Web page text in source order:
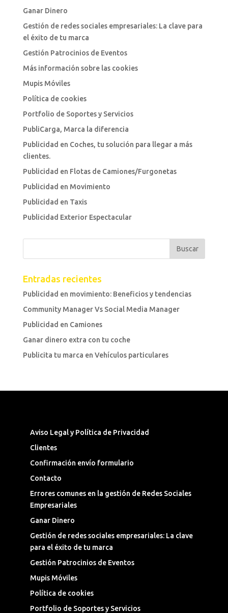
Ganar Dinero
Gestión de redes sociales empresariales: La clave para
el éxito de tu marca
Gestión Patrocinios de Eventos
Más información sobre las cookies
Mupis Móviles
Política de cookies
Portfolio de Soportes y Servicios
PubliCarga, Marca la diferencia
Publicidad en Coches, tu solución para llegar a más
clientes.
Publicidad en Flotas de Camiones/Furgonetas
Publicidad en Movimiento
Publicidad en Taxis
Publicidad Exterior Espectacular
Entradas recientes
Publicidad en movimiento: Beneficios y tendencias
Community Manager Vs Social Media Manager
Publicidad en Camiones
Ganar dinero extra con tu coche
Publicita tu marca en Vehículos particulares
Aviso Legal y Política de Privacidad
Clientes
Confirmación envío formulario
Contacto
Errores comunes en la gestión de Redes Sociales
Empresariales
Ganar Dinero
Gestión de redes sociales empresariales: La clave
para el éxito de tu marca
Gestión Patrocinios de Eventos
Mupis Móviles
Política de cookies
Portfolio de Soportes y Servicios